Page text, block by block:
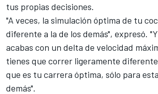
tus propias decisiones.
"A veces, la simulación óptima de tu
diferente a la de los demás", expresó.
acabas con un delta de velocidad
tienes que correr ligeramente
que es tu carrera óptima, sólo para
demás".